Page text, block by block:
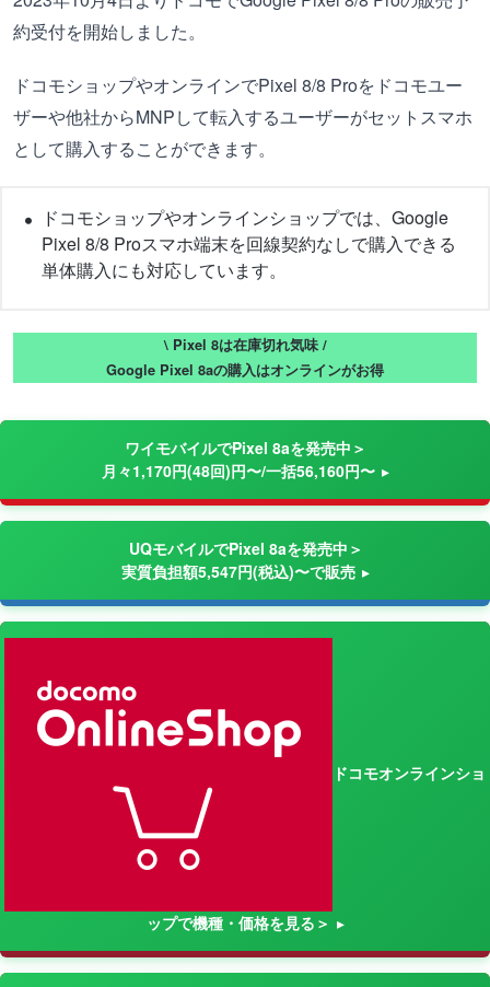
約受付を開始しました。
ドコモショップやオンラインでPixel 8/8 Proをドコモユー
ザーや他社からMNPして転入するユーザーがセットスマホ
として購入することができます。
ドコモショップやオンラインショップでは、Google
Pixel 8/8 Proスマホ端末を回線契約なしで購入できる
単体購入にも対応しています。
\ Pixel 8は在庫切れ気味 /
Google Pixel 8aの購入はオンラインがお得
ワイモバイルでPixel 8aを発売中＞
月々1,170円(48回)円〜/一括56,160円〜
UQモバイルでPixel 8aを発売中＞
実質負担額5,547円(税込)〜で販売
ドコモオンラインショ
ップで機種・価格を見る＞